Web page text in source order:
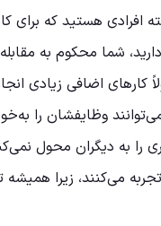
افرادی هستید که برای
شما محکوم به
کارهای اضافی زیادی
وظایفشان را
را به دیگران محول
می‌کنند، زیرا